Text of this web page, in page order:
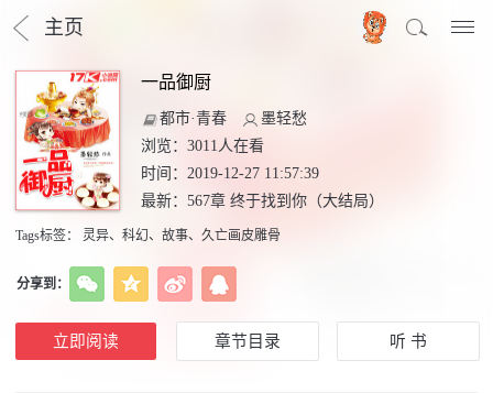
主页
一品御厨
都市·青春
墨轻愁
浏览： 3011 人在看
时间：2019-12-27 11:57:39
最新： 567章 终于找到你（大结局）
Tags标签： 灵异、 科幻、 故事、 久亡画皮雕骨
分享到：
立即阅读 章节目录 听 书